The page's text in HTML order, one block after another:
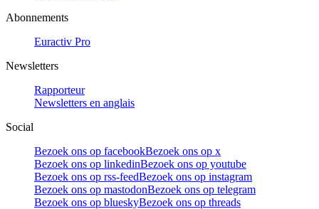
Abonnements
Euractiv Pro
Newsletters
Rapporteur
Newsletters en anglais
Social
Bezoek ons op facebookBezoek ons op x
Bezoek ons op linkedinBezoek ons op youtube
Bezoek ons op rss-feedBezoek ons op instagram
Bezoek ons op mastodonBezoek ons op telegram
Bezoek ons op blueskyBezoek ons op threads